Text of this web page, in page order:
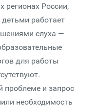
регионах России,
работает
слуха —
для работы
проблеме и запрос
необходимость